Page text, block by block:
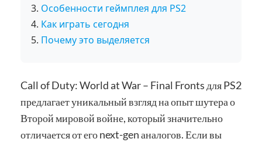
Особенности геймплея для PS2
Как играть сегодня
Почему это выделяется
Call of Duty: World at War – Final Fronts для PS2
предлагает уникальный взгляд на опыт шутера о
Второй мировой войне, который значительно
отличается от его next-gen аналогов. Если вы